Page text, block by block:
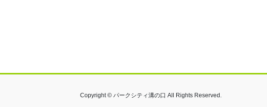
Copyright © パークシティ溝の口 All Rights Reserved.